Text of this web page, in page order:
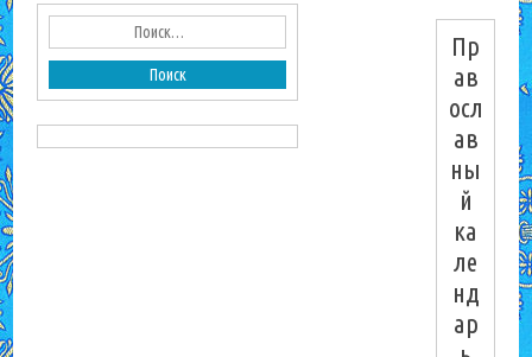
Пр
ав
осл
ав
ны
й
ка
ле
нд
ар